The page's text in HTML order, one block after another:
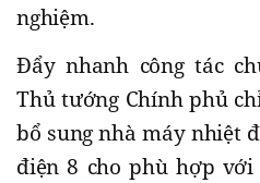
nghiệm.
Đẩy nhanh công tác
Thủ tướng Chính phủ
bổ sung nhà máy nhiệt
điện 8 cho phù hợp với